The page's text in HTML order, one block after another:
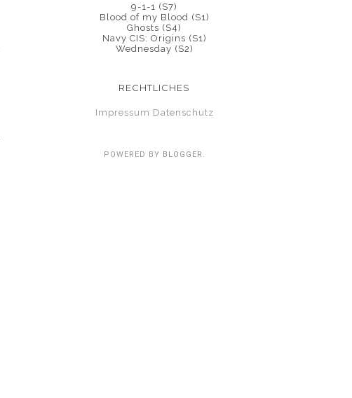
9-1-1 (S7)
Blood of my Blood (S1)
Ghosts (S4)
Navy CIS: Origins (S1)
Wednesday (S2)
RECHTLICHES
Impressum Datenschutz
POWERED BY BLOGGER .